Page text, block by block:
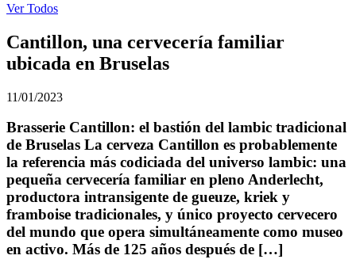
Ver Todos
Cantillon, una cervecería familiar
ubicada en Bruselas
11/01/2023
Brasserie Cantillon: el bastión del lambic tradicional
de Bruselas La cerveza Cantillon es probablemente
la referencia más codiciada del universo lambic: una
pequeña cervecería familiar en pleno Anderlecht,
productora intransigente de gueuze, kriek y
framboise tradicionales, y único proyecto cervecero
del mundo que opera simultáneamente como museo
en activo. Más de 125 años después de […]